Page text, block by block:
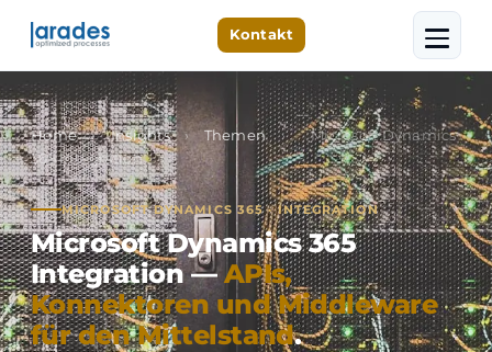
Kontakt
Home › Insights › Themen ›
Microsoft Dynamics
365 Integration
MICROSOFT DYNAMICS 365 · INTEGRATION
Microsoft Dynamics 365
Integration —APIs,
Konnektoren und Middleware
für den Mittelstand.